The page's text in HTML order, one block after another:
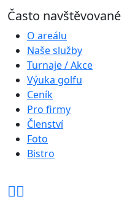
Často navštěvované
O areálu
Naše služby
Turnaje / Akce
Výuka golfu
Ceník
Pro firmy
Členství
Foto
Bistro